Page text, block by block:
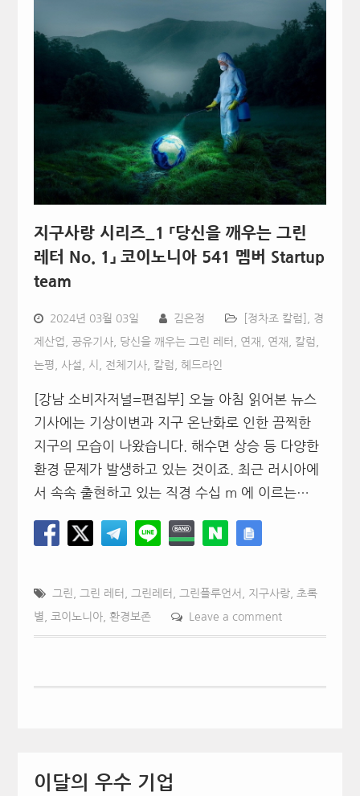
지구사랑 시리즈_1 「당신을 깨우는 그린
레터 No. 1」 코이노니아 541 멤버 Startup
team
2024년 03월 03일 김은정 [정차조 칼럼] 경
제산업 공유기사, 당신을 깨우는 그린 레터 연재 연재, 칼럼,
논평, 사설, 시 전체기사, 칼럼 헤드라인
[강남 소비자저널=편집부] 오늘 아침 읽어본 뉴스
기사에는 기상이변과 지구 온난화로 인한 끔찍한
지구의 모습이 나왔습니다. 해수면 상승 등 다양한
환경 문제가 발생하고 있는 것이죠. 최근 러시아에
서 속속 출현하고 있는 직경 수십 m 에 이르는…
그린 그린 레터 그린레터 그린플루언서 지구사랑, 초록
별 코이노니아, 환경보존 Leave a comment
이달의 우수 기업